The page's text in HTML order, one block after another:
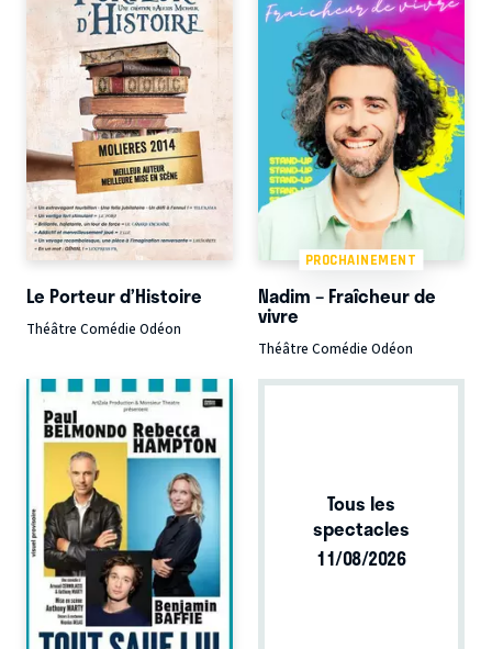
Le Porteur d’Histoire
Théâtre Comédie Odéon
PROCHAINEMENT
Nadim – Fraîcheur de
vivre
Théâtre Comédie Odéon
Tous les
spectacles
11/08/2026